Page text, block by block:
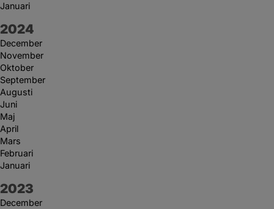
Januari
År:
2024
December
November
Oktober
September
Augusti
Juni
Maj
April
Mars
Februari
Januari
År:
2023
December